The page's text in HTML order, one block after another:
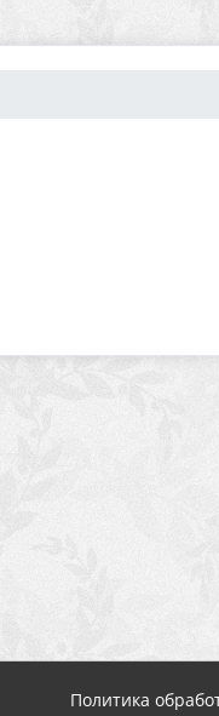
Политика